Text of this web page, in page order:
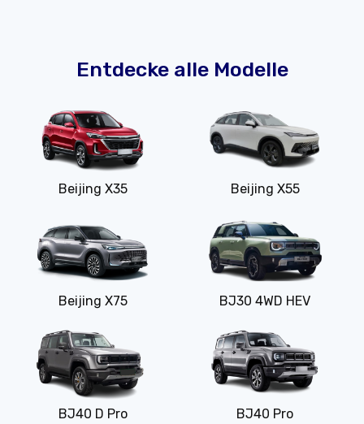
Entdecke alle Modelle
Beijing X35 Beijing X55
Beijing X75 BJ30 4WD HEV
BJ40 D Pro BJ40 Pro